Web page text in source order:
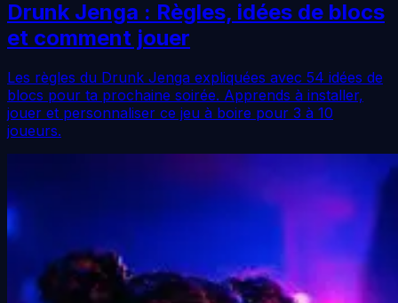
Drunk Jenga : Règles, idées de blocs
et comment jouer
Les règles du Drunk Jenga expliquées avec 54 idées de
blocs pour ta prochaine soirée. Apprends à installer,
jouer et personnaliser ce jeu à boire pour 3 à 10
joueurs.